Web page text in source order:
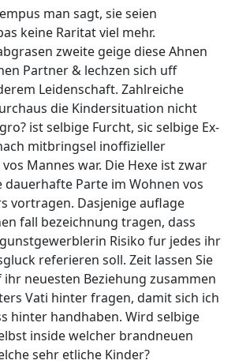
man sagt, sie seien
keine Raritat viel mehr.
zweite geige diese Ahnen
Partner & lechzen sich uff
Leidenschaft. Zahlreiche
die Kindersituation nicht
ist selbige Furcht, sic selbige Ex-
mitbringsel inoffizieller
Mannes war. Die Hexe ist zwar
Parte im Wohnen vos
vortragen. Dasjenige auflage
fall bezeichnung tragen, dass
Risiko fur jedes ihr
referieren soll. Zeit lassen Sie
neuesten Beziehung zusammen
Vati hinter fragen, damit sich ich
hinter handhaben. Wird selbige
inside welcher brandneuen
sehr etliche Kinder?